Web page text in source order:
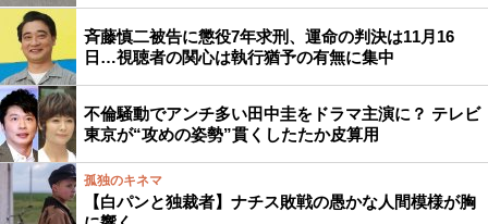
斉藤慎二被告に懲役7年求刑、運命の判決は11月16
日…視聴者の関心は執行猶予の有無に集中
不倫騒動でアンチ多い田中圭をドラマ主演に？ テレビ
東京が“攻めの姿勢”貫くしたたか皮算用
孤独のキネマ
【白パンと独裁者】ナチス敗戦の愚かな人間模様が胸